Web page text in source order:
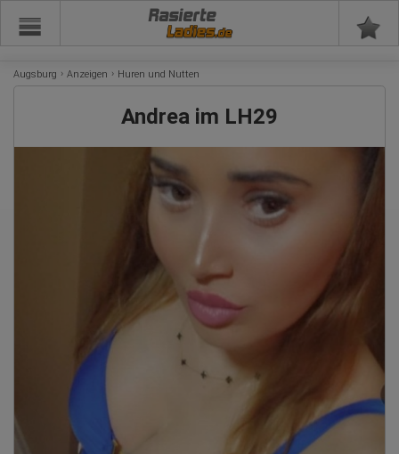
Rasierte
Augsburg Anzeigen Huren und Nutten
Andrea im LH29